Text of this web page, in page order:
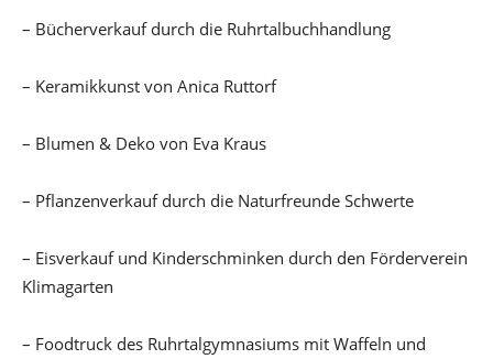
– Bücherverkauf durch die Ruhrtalbuchhandlung
– Keramikkunst von Anica Ruttorf
– Blumen & Deko von Eva Kraus
– Pflanzenverkauf durch die Naturfreunde Schwerte
– Eisverkauf und Kinderschminken durch den Förderverein
Klimagarten
– Foodtruck des Ruhrtalgymnasiums mit Waffeln und